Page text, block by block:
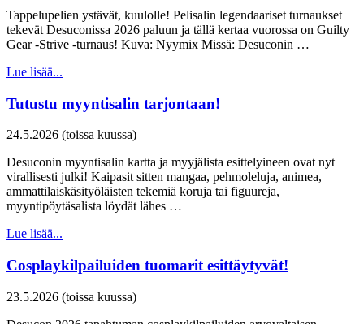
Tappelupelien ystävät, kuulolle! Pelisalin legendaariset turnaukset
tekevät Desuconissa 2026 paluun ja tällä kertaa vuorossa on Guilty
Gear -Strive -turnaus! Kuva: Nyymix Missä: Desuconin …
Lue lisää...
Tutustu myyntisalin tarjontaan!
24.5.2026 (toissa kuussa)
Desuconin myyntisalin kartta ja myyjälista esittelyineen ovat nyt
virallisesti julki! Kaipasit sitten mangaa, pehmoleluja, animea,
ammattilaiskäsityöläisten tekemiä koruja tai figuureja,
myyntipöytäsalista löydät lähes …
Lue lisää...
Cosplaykilpailuiden tuomarit esittäytyvät!
23.5.2026 (toissa kuussa)